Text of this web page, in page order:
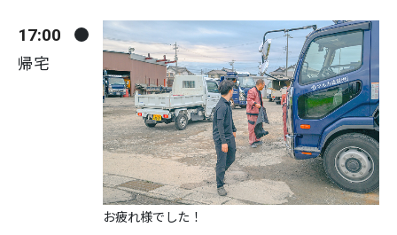
17:00
帰宅
お疲れ様でした！